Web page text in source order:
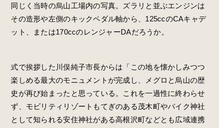
同じく当時の烏山工場内の写真。ズラリと並ぶエンジンは
その造形や左側のキックペダル軸から、125ccのCAキャデ
ット、または170ccのレンジャーDAだろうか。
式で挨拶した川俣純子市長からは「この地を懐かしみつつ
楽しめる最大のモニュメントが完成し、メグロと烏山の歴
史が再び始まったと思っている。これを一過性に終わらせ
ず、モビリティリゾートもてぎのある茂木町やバイク神社
として知られる安住神社がある高根沢町などとも広域連携